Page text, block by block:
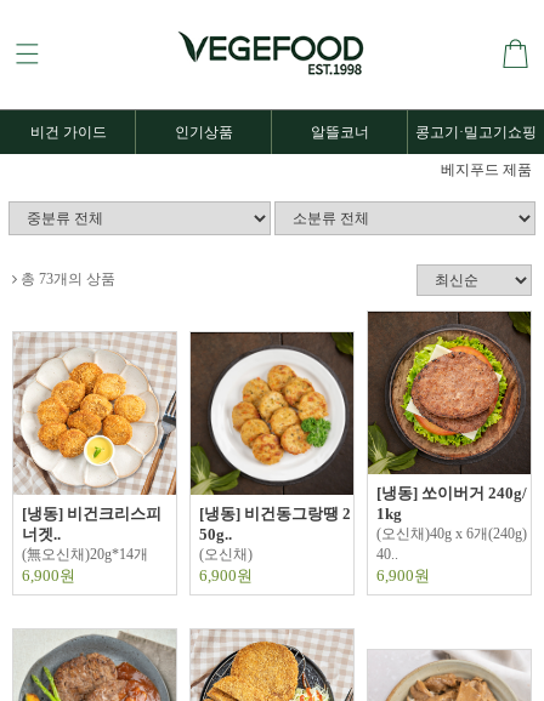
비건 가이드 인기상품 알뜰코너 콩고기·밀고기쇼핑
베지푸드 제품
총 73개의 상품
[냉동] 비건크리스피
너겟..
(無오신채)20g*14개
6,900원
[냉동] 비건동그랑땡 2
50g..
(오신채)
6,900원
[냉동] 쏘이버거 240g/
1kg
(오신채)40g x 6개(240g)
40..
6,900원